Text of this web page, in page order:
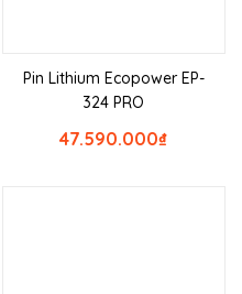
Pin Lithium Ecopower EP-
324 PRO
₫
47.590.000